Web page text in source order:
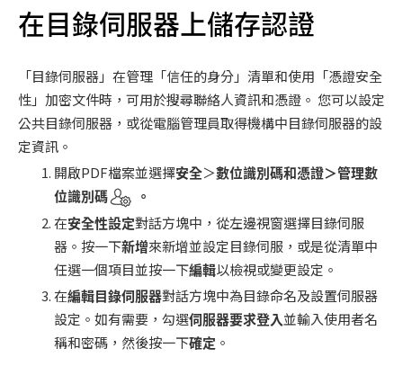
在目錄伺服器上儲存認證
「目錄伺服器」在管理「信任的身分」清單和使用「憑證安全
性」加密文件時，可用於搜尋聯絡人資訊和憑證。 您可以設定
公共目錄伺服器，或從電腦管理員取得機構中目錄伺服器的設
定資訊。
開啟PDF檔案並選擇安全＞數位識別碼和憑證＞管理數
位識別碼
。
在安全性設定對話方塊中，從左邊視窗選擇目錄伺服
器。按一下新增來新增並設定目錄伺服，或是從清單中
任選一個項目並按一下編輯以檢視或變更設定。
在編輯目錄伺服器對話方塊中為目錄命名及設置伺服器
設定。如有需要，勾選伺服器要求登入並輸入使用者名
稱和密碼，然後按一下確定 。